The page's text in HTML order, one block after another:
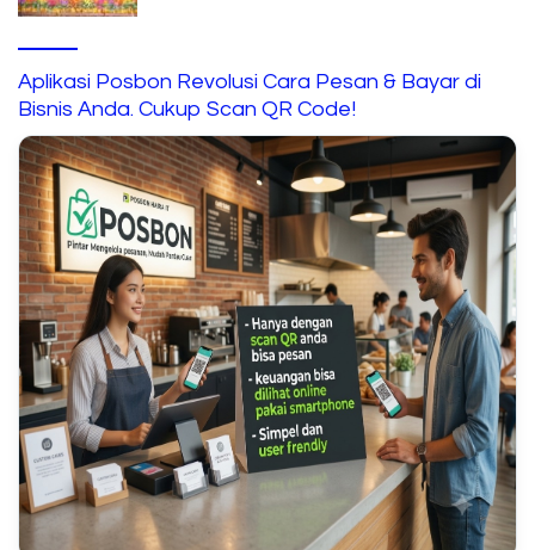
Aplikasi Posbon Revolusi Cara Pesan & Bayar di
Bisnis Anda. Cukup Scan QR Code!